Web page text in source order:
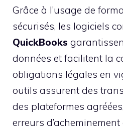
Grâce à l’usage de
sécurisés, les logiciels
QuickBooks
données et facilitent la
obligations légales en
outils assurent des
des plateformes
erreurs